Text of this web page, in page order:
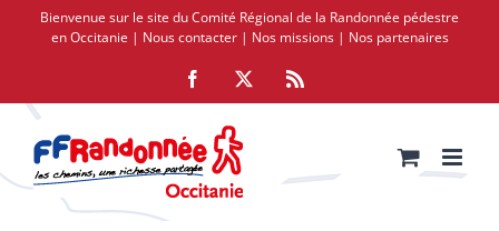
PasserBienvenue sur le site du Comité Régional de la Randonnée pédestre
en Occitanie | Nous contacter| Nos missions| Nos partenaires
Facebook Rss